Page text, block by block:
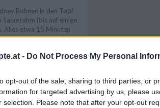
- Do Not Process My Personal
opt-out of the sale, sharing to third parties, or
for targeted advertising by us, please
selection. Please note that after your opt-out
Bohnen in den Topf
(bis auf einige
Alles etwa 15 Minuten
in tiefe Teller
schmeckt ein
Weißbrot.